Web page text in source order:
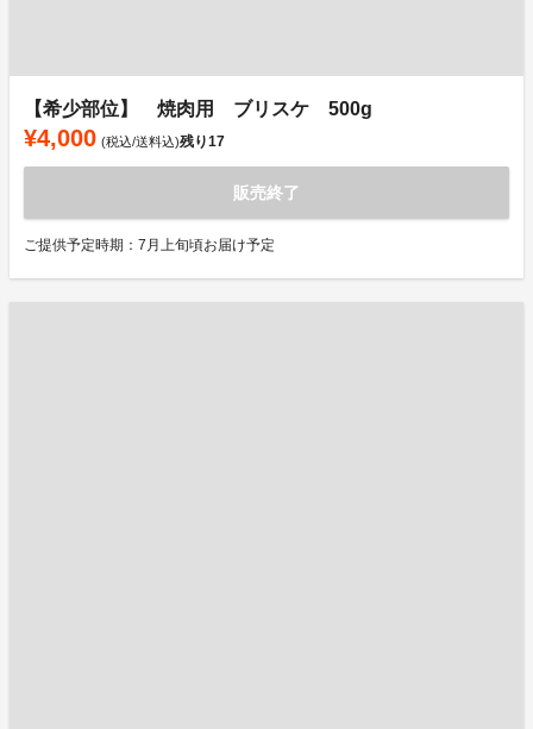
【希少部位】 焼肉用 ブリスケ 500g
¥4,000 (税込/送料込)残り17
販売終了
ご提供予定時期：7月上旬頃お届け予定